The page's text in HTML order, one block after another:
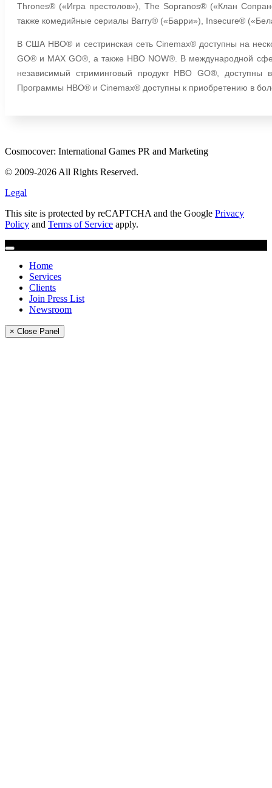
Thrones® («Игра престолов»), The Sopranos® («Клан
также комедийные сериалы Barry® («Барри»), Insecure®
В США HBO® и сестринская сеть Cinemax® доступны на
GO® и MAX GO®, а также HBO NOW®. В международной
независимый стриминговый продукт HBO GO®,
Программы HBO® и Cinemax® доступны к приобретению в
Cosmocover: International Games PR and Marketing
© 2009-2026 All Rights Reserved.
Legal
This site is protected by reCAPTCHA and the Google Privacy
Policy and Terms of Service apply.
Home
Services
Clients
Join Press List
Newsroom
× Close Panel